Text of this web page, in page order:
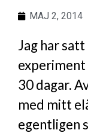
MAJ 2, 2014
Jag har
experiment
30 dagar.
med mitt
egentligen